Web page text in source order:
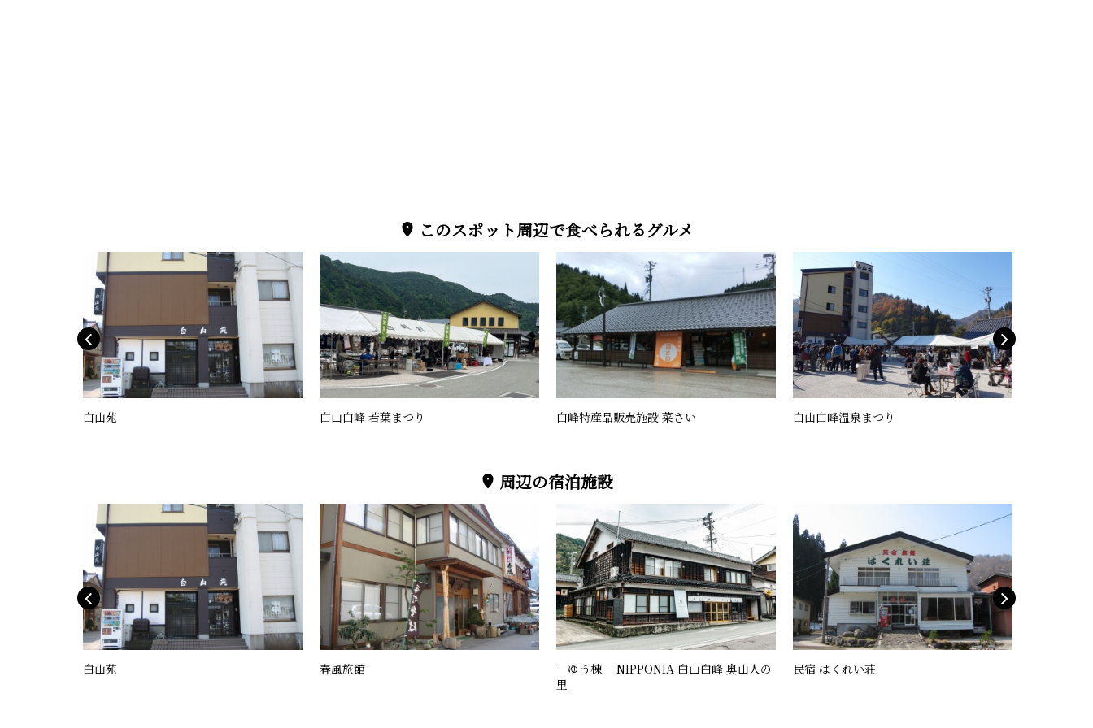
このスポット周辺で食べられるグルメ
白山苑 白山白峰 若葉まつり 白峰特産品販売施設 菜さい 白山白峰温泉まつり
周辺の宿泊施設
白山苑 春風旅館
－ゆう棟－ NIPPONIA 白山白峰 奥山人の
里
民宿 はくれい荘